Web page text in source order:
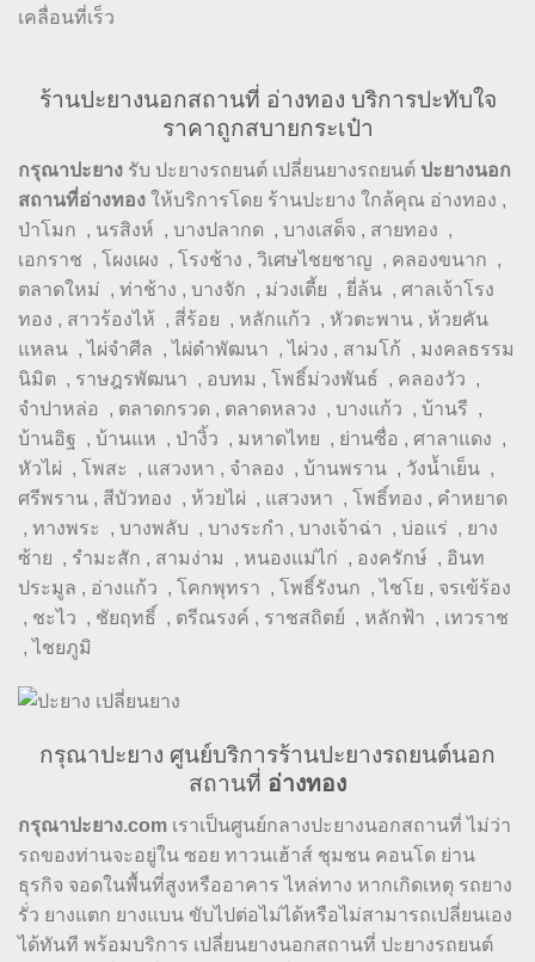
เคลื่อนที่เร็ว
ร้านปะยางนอกสถานที่ อ่างทอง บริการปะทับใจ
ราคาถูกสบายกระเป๋า
กรุณาปะยาง รับ ปะยางรถยนต์ เปลี่ยนยางรถยนต์ ปะยางนอก
สถานที่อ่างทอง ให้บริการโดย ร้านปะยาง ใกล้คุณ อ่างทอง ,
ป่าโมก , นรสิงห์ , บางปลากด , บางเสด็จ , สายทอง ,
เอกราช , โผงเผง , โรงช้าง , วิเศษไชยชาญ , คลองขนาก ,
ตลาดใหม่ , ท่าช้าง , บางจัก , ม่วงเตี้ย , ยี่ล้น , ศาลเจ้าโรง
ทอง , สาวร้องไห้ , สี่ร้อย , หลักแก้ว , หัวตะพาน , ห้วยคัน
แหลน , ไผ่จำศีล , ไผ่ดำพัฒนา , ไผ่วง , สามโก้ , มงคลธรรม
นิมิต , ราษฎรพัฒนา , อบทม , โพธิ์ม่วงพันธ์ , คลองวัว ,
จำปาหล่อ , ตลาดกรวด , ตลาดหลวง , บางแก้ว , บ้านรี ,
บ้านอิฐ , บ้านแห , ป่างิ้ว , มหาดไทย , ย่านซื่อ , ศาลาแดง ,
หัวไผ่ , โพสะ , แสวงหา , จำลอง , บ้านพราน , วังน้ำเย็น ,
ศรีพราน , สีบัวทอง , ห้วยไผ่ , แสวงหา , โพธิ์ทอง , คำหยาด
, ทางพระ , บางพลับ , บางระกำ , บางเจ้าฉ่า , บ่อแร่ , ยาง
ซ้าย , รำมะสัก , สามง่าม , หนองแม่ไก่ , องครักษ์ , อินท
ประมูล , อ่างแก้ว , โคกพุทรา , โพธิ์รังนก , ไชโย , จรเข้ร้อง
, ชะไว , ชัยฤทธิ์ , ตรีณรงค์ , ราชสถิตย์ , หลักฟ้า , เทวราช
, ไชยภูมิ
กรุณาปะยาง ศูนย์บริการร้านปะยางรถยนต์นอก
สถานที่ อ่างทอง
กรุณาปะยาง.com เราเป็นศูนย์กลางปะยางนอกสถานที่ ไม่ว่า
รถของท่านจะอยู่ใน ซอย ทาวนเฮ้าส์ ชุมชน คอนโด ย่าน
ธุรกิจ จอดในพื้นที่สูงหรืออาคาร ไหล่ทาง หากเกิดเหตุ รถยาง
รั่ว ยางแตก ยางแบน ขับไปต่อไม่ได้หรือไม่สามารถเปลี่ยนเอง
ได้ทันที พร้อมบริการ เปลี่ยนยางนอกสถานที่ ปะยางรถยนต์